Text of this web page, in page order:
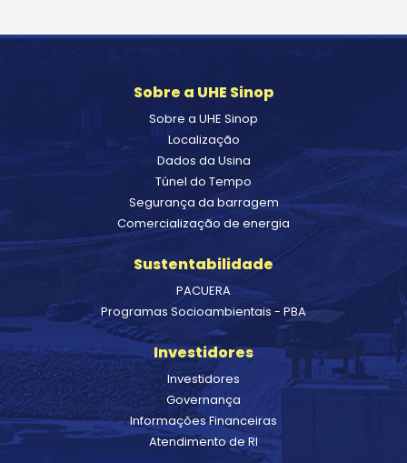
Sobre a UHE Sinop
Sobre a UHE Sinop
Localização
Dados da Usina
Túnel do Tempo
Segurança da barragem
Comercialização de energia
Sustentabilidade
PACUERA
Programas Socioambientais - PBA
Investidores
Investidores
Governança
Informações Financeiras
Atendimento de RI